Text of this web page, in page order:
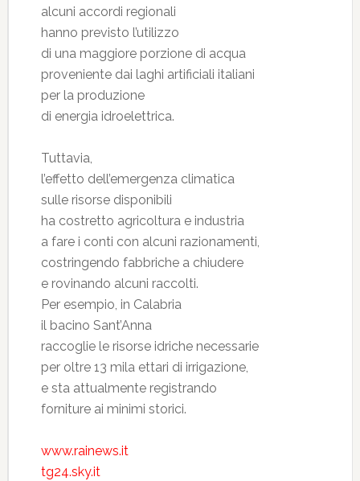
alcuni accordi regionali
hanno previsto l’utilizzo
di una maggiore porzione di acqua
proveniente dai laghi artificiali italiani
per la produzione
di energia idroelettrica.
Tuttavia,
l’effetto dell’emergenza climatica
sulle risorse disponibili
ha costretto agricoltura e industria
a fare i conti con alcuni razionamenti,
costringendo fabbriche a chiudere
e rovinando alcuni raccolti.
Per esempio, in Calabria
il bacino Sant’Anna
raccoglie le risorse idriche necessarie
per oltre 13 mila ettari di irrigazione,
e sta attualmente registrando
forniture ai minimi storici.
www.rainews.it
tg24.sky.it